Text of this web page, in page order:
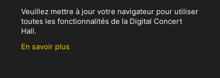
Veuillez mettre à jour votre navigateur pour utiliser
toutes les fonctionnalités de la Digital Concert
Hall.
En savoir plus